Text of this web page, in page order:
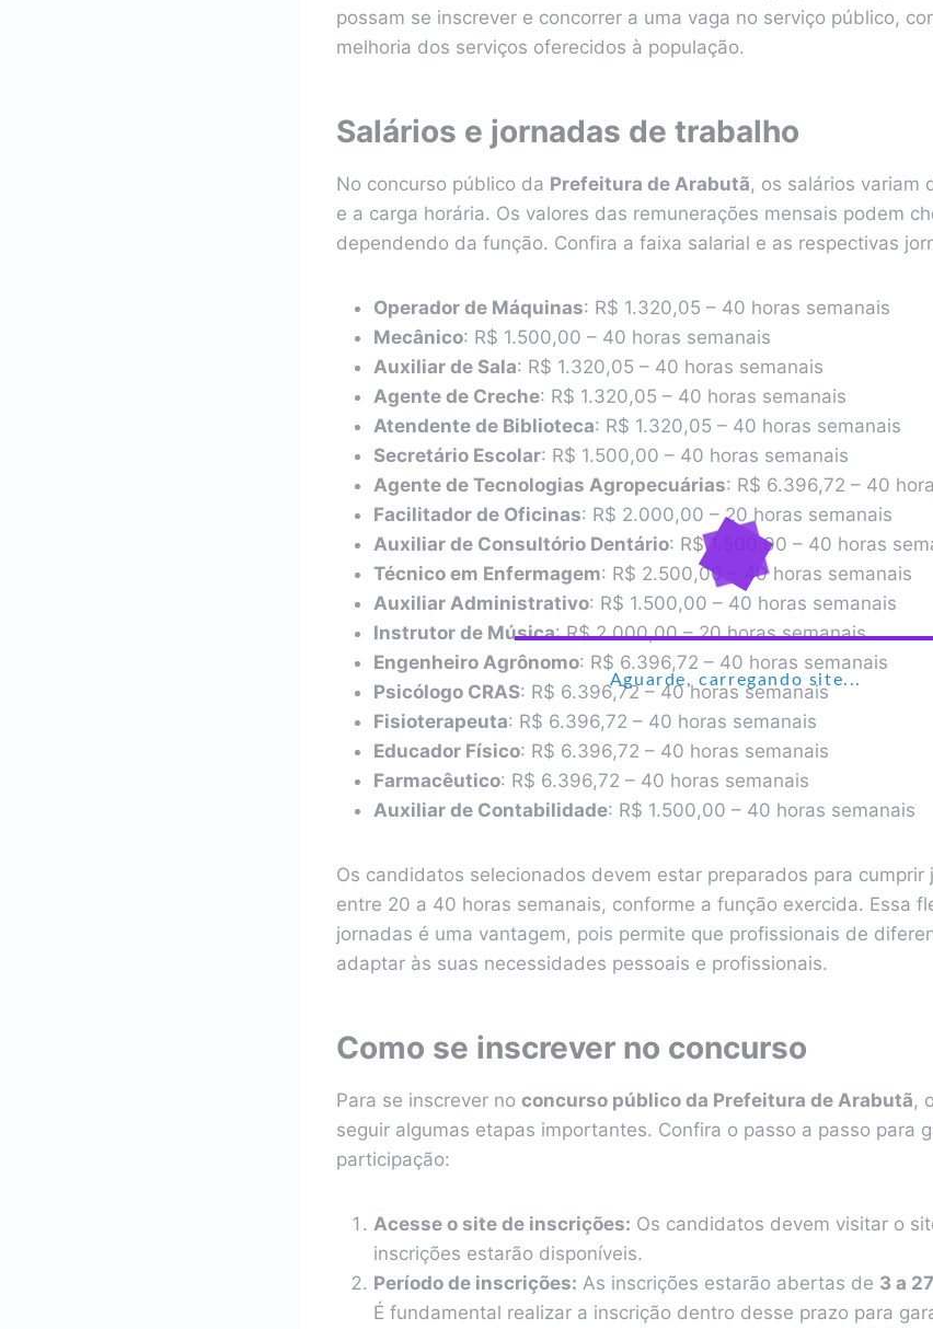
Aguarde, carregando site...
possam se inscrever e concorrer a uma vaga no serviço público,
melhoria dos serviços oferecidos à população.
Salários e jornadas de trabalho
No concurso público da Prefeitura de Arabutã, os salários variam
e a carga horária. Os valores das remunerações mensais podem
dependendo da função. Confira a faixa salarial e as respectivas
Operador de Máquinas: R$ 1.320,05 – 40 horas semanais
Mecânico: R$ 1.500,00 – 40 horas semanais
Auxiliar de Sala: R$ 1.320,05 – 40 horas semanais
Agente de Creche: R$ 1.320,05 – 40 horas semanais
Atendente de Biblioteca: R$ 1.320,05 – 40 horas semanais
Secretário Escolar: R$ 1.500,00 – 40 horas semanais
Agente de Tecnologias Agropecuárias: R$ 6.396,72 – 40
Facilitador de Oficinas: R$ 2.000,00 – 20 horas semanais
Auxiliar de Consultório Dentário: R$ 1.500,00 – 40 horas
Técnico em Enfermagem: R$ 2.500,00 – 40 horas semanais
Auxiliar Administrativo: R$ 1.500,00 – 40 horas semanais
Instrutor de Música: R$ 2.000,00 – 20 horas semanais
Engenheiro Agrônomo: R$ 6.396,72 – 40 horas semanais
Psicólogo CRAS: R$ 6.396,72 – 40 horas semanais
Fisioterapeuta: R$ 6.396,72 – 40 horas semanais
Educador Físico: R$ 6.396,72 – 40 horas semanais
Farmacêutico: R$ 6.396,72 – 40 horas semanais
Auxiliar de Contabilidade: R$ 1.500,00 – 40 horas semanais
Os candidatos selecionados devem estar preparados para cumprir
entre 20 a 40 horas semanais, conforme a função exercida. Essa
jornadas é uma vantagem, pois permite que profissionais de
adaptar às suas necessidades pessoais e profissionais.
Como se inscrever no concurso
Para se inscrever no concurso público da Prefeitura de Arabutã,
seguir algumas etapas importantes. Confira o passo a passo para
participação:
Acesse o site de inscrições: Os candidatos devem visitar o
inscrições estarão disponíveis.
Período de inscrições: As inscrições estarão abertas de 3 a
É fundamental realizar a inscrição dentro desse prazo para